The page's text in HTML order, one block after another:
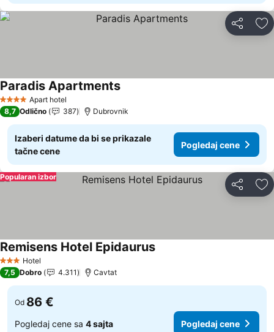
Deli
4 ZvezdiceApart hotel
Paradis Apartments
8,7 Odlično 387 Dubrovnik
Izaberi datume da bi se prikazale
tačne cene
Pogledaj cene
Deli
Popularan izbor
3 Zvezdice
Hotel
Remisens Hotel Epidaurus
7,5 Dobro 4.311 Cavtat
Od 86 €
Pogledaj cene sa 4 sajta Pogledaj cene